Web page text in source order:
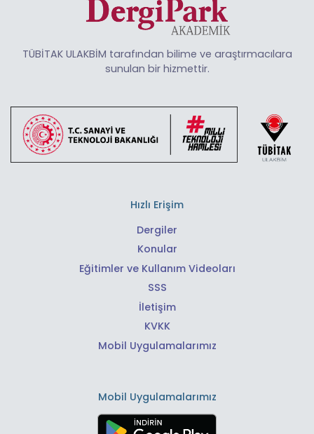
TÜBİTAK ULAKBİM tarafından bilime ve araştırmacılara
sunulan bir hizmettir.
Hızlı Erişim
Dergiler
Konular
Eğitimler ve Kullanım Videoları
SSS
İletişim
KVKK
Mobil Uygulamalarımız
Mobil Uygulamalarımız